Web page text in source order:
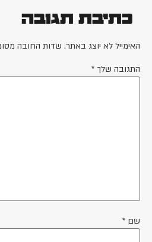
כתיבת תגובה
האימייל לא יוצג באתר. שדות החובה
התגובה שלך *
שם *